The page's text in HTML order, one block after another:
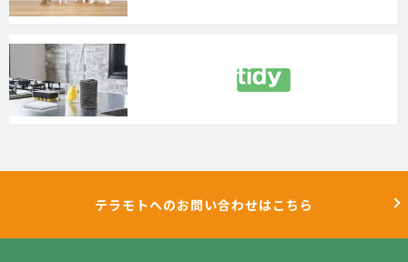
テラモトへのお問い合わせはこちら